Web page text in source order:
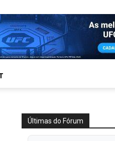
Últimas do Fórum